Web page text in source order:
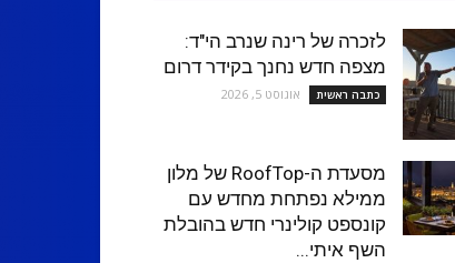
לזכרה של רינה שנרב הי"ד:
מצפה חדש נחנך בקידר דרום
כתבה ראשית אוגוסט 5, 2026
מסעדת ה-RoofTop של מלון
ממילא נפתחת מחדש עם
קונספט קולינרי חדש בהובלת
השף איתי...